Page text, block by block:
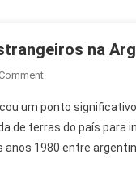
na
On
Recua
Em
Venda
um ponto
de terras do país para
1980 entre